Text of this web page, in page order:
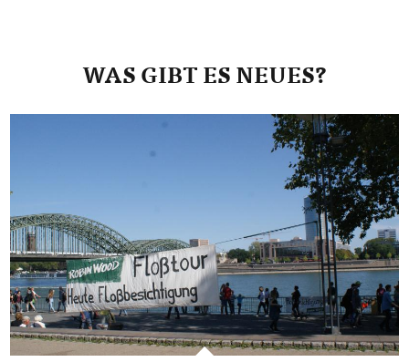
WAS GIBT ES NEUES?